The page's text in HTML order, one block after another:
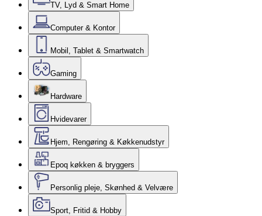
TV, Lyd & Smart Home
Computer & Kontor
Mobil, Tablet & Smartwatch
Gaming
Hardware
Hvidevarer
Hjem, Rengøring & Køkkenudstyr
Epoq køkken & bryggers
Personlig pleje, Skønhed & Velvære
Sport, Fritid & Hobby